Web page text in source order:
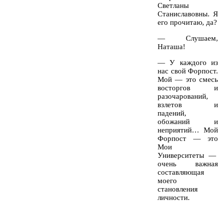
Светланы
Станиславовны. Я
его прочитаю, да?
— Слушаем,
Наташа!
— У каждого из
нас свой Форпост.
Мой — это смесь
восторгов и
разочарований,
взлетов и
падений,
обожаний и
неприятий… Мой
Форпост — это
Мои
Университеты —
очень важная
составляющая
моего
становления
личности.